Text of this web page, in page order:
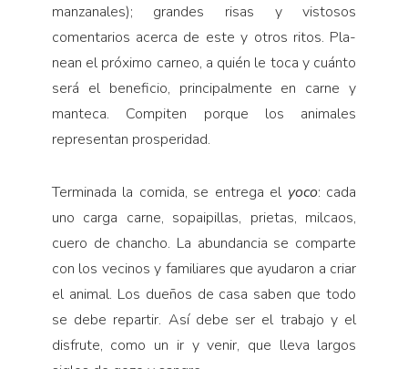
manzanales); grandes risas y vistosos
comentarios acerca de este y otros ritos. Pla­
nean el próximo carneo, a quién le toca y cuánto
será el beneficio, principalmente en carne y
manteca. Compi­ten porque los animales
representan prosperidad.
Terminada la comida, se entrega el yoco: cada
uno carga carne, sopaipillas, prietas, milcaos,
cue­ro de chancho. La abundancia se comparte
con los vecinos y familiares que ayudaron a criar
el animal. Los dueños de casa saben que todo
se debe repartir. Así debe ser el trabajo y el
disfrute, como un ir y venir, que lleva largos